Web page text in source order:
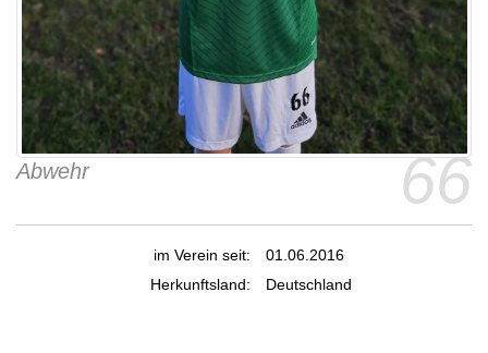
66
Abwehr
im Verein seit:
01.06.2016
Herkunftsland:
Deutschland